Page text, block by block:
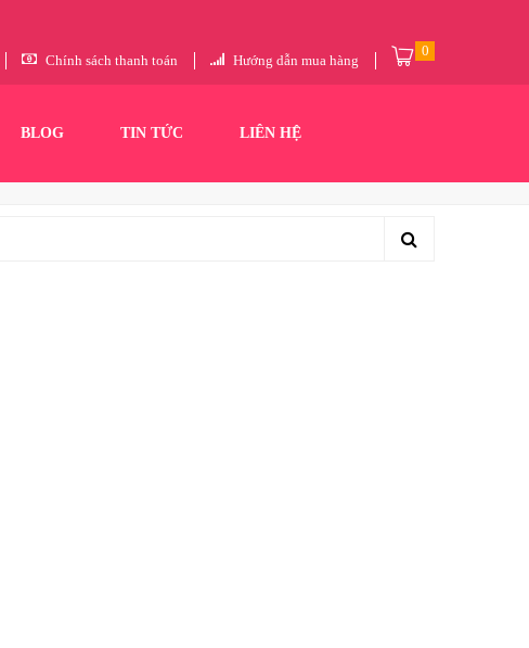
Chính sách thanh toán Hướng dẫn mua hàng
0
BLOG TIN TỨC LIÊN HỆ